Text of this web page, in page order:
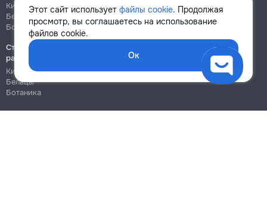
Этот сайт использует файлы cookie. Продолжая
просмотр, вы соглашаетесь на использование
файлов cookie.
Ок
Кишинёв
Бельцы
Ботаника
Кишинёв
Ботаника
Строительно-монтажные
работы
Кишинёв
Бельцы
Ботаника